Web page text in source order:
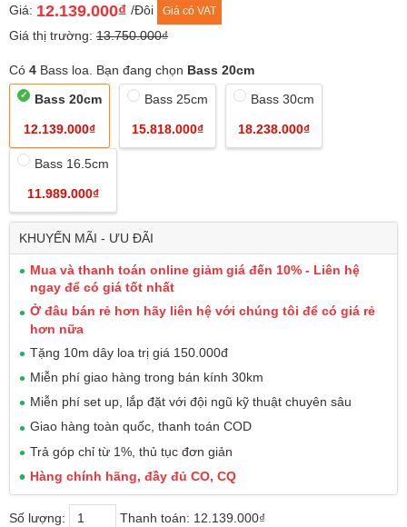
Giá: 12.139.000₫ /Đôi Giá có VAT
Giá thị trường: 13.750.000₫
Có 4 Bass loa. Bạn đang chọn Bass 20cm
Bass 20cm
12.139.000₫
Bass 25cm
15.818.000₫
Bass 30cm
18.238.000₫
Bass 16.5cm
11.989.000₫
KHUYẾN MÃI - ƯU ĐÃI
Mua và thanh toán online giảm giá đến 10% - Liên hệ
ngay để có giá tốt nhất
Ở đâu bán rẻ hơn hãy liên hệ với chúng tôi để có giá rẻ
hơn nữa
Tặng 10m dây loa trị giá 150.000đ
Miễn phí giao hàng trong bán kính 30km
Miễn phí set up, lắp đặt với đội ngũ kỹ thuật chuyên sâu
Giao hàng toàn quốc, thanh toán COD
Trả góp chỉ từ 1%, thủ tục đơn giản
Hàng chính hãng, đầy đủ CO, CQ
Số lượng: Thanh toán: 12.139.000₫